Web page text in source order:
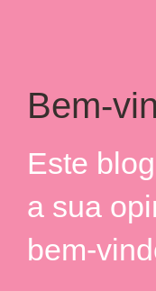
Bem-
Este
a sua
bem-